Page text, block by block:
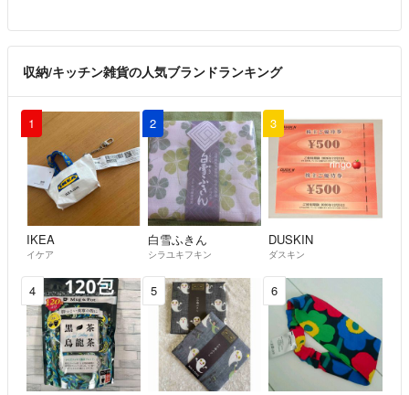
☆支払いがコンビニ支払いなどになる場合は、1週間以内にお願いしま
す。
☆商品に気になる点などありましたら、購入前に必ずご質問下さい。ノ
ンクレーム、ノーリタでお願いします。
読んでいただきありがとうございました♡
収納/キッチン雑貨の人気ブランドランキング
1
IKEA
イケア
2
白雪ふきん
シラユキフキン
3
DUSKIN
ダスキン
4 5 6